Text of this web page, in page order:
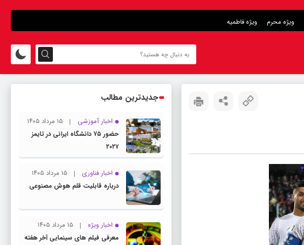
ویژه محرم ویژه فاطمیه
جدیدترین مطالب
اخبار آموزشی
۱۵ مرداد ۱۴۰۵
حضور ۷۵ دانشگاه ایرانی در تایمز
۲۰۲۷
اخبار فناوری
۱۵ مرداد ۱۴۰۵
درباره قابلیت قلم هوش مصنوعی
اخبار ویژه
۱۵ مرداد ۱۴۰۵
معرفی فیلم های سینمایی آخر هفته